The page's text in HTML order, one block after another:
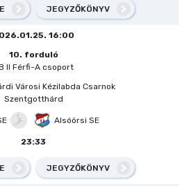
JEGYZŐKÖNYV
16:00
10. forduló
II Férfi-A csoport
Városi Kézilabda Csarnok
Szentgotthárd
Alsóörsi SE
23:33
JEGYZŐKÖNYV